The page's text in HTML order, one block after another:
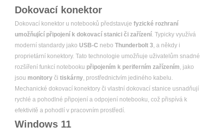
Dokovací konektor
Dokovací konektor u notebooků představuje fyzické rozhraní
umožňující připojení k dokovací stanici či zařízení. Typicky využívá
moderní standardy jako USB-C nebo Thunderbolt 3, a někdy i
proprietární konektory. Tato technologie umožňuje uživatelům snadné
rozšíření funkcí notebooku připojením k periferním zařízením, jako
jsou monitory či tiskárny, prostřednictvím jediného kabelu.
Mechanické dokovací konektory či vlastní dokovací stanice usnadňují
rychlé a pohodlné připojení a odpojení notebooku, což přispívá k
efektivitě a pohodlí v pracovním prostředí.
Windows 11